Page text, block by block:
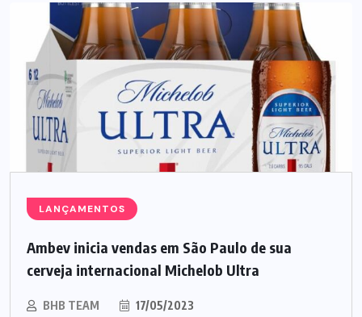
LANÇAMENTOS
Ambev inicia vendas em São Paulo de sua
cerveja internacional Michelob Ultra
BHB TEAM 17/05/2023